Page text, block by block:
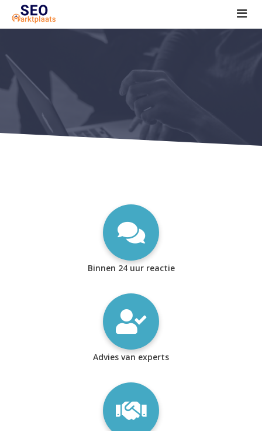
SEO tools reviews
Marketeer bij jou in de buurt?
Offerte
1. Seo voor beginners +
2. Onderzoeken +
Binnen 24 uur reactie
Advies van experts